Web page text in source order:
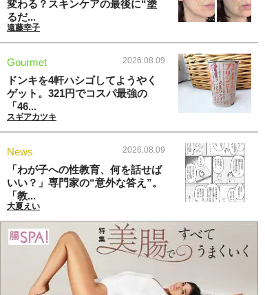
変わる？スキンケアの最後に“塗
るだ...
遠藤幸子
Gourmet 2026.08.09
ドンキを4軒ハシゴしてようやく
ゲット。321円でコスパ最強の
「46...
スギアカツキ
News 2026.08.09
「わが子への性教育、何を話せば
いい？」専門家の“意外な答え”。
「教...
大夏えい